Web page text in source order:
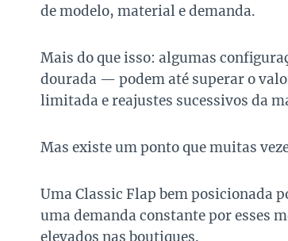
de modelo, material e demanda.
Mais do que isso: algumas
dourada — podem até superar o
limitada e reajustes sucessivos da
Mas existe um ponto que muitas
Uma Classic Flap bem posicionada
uma demanda constante por esses
elevados nas boutiques.